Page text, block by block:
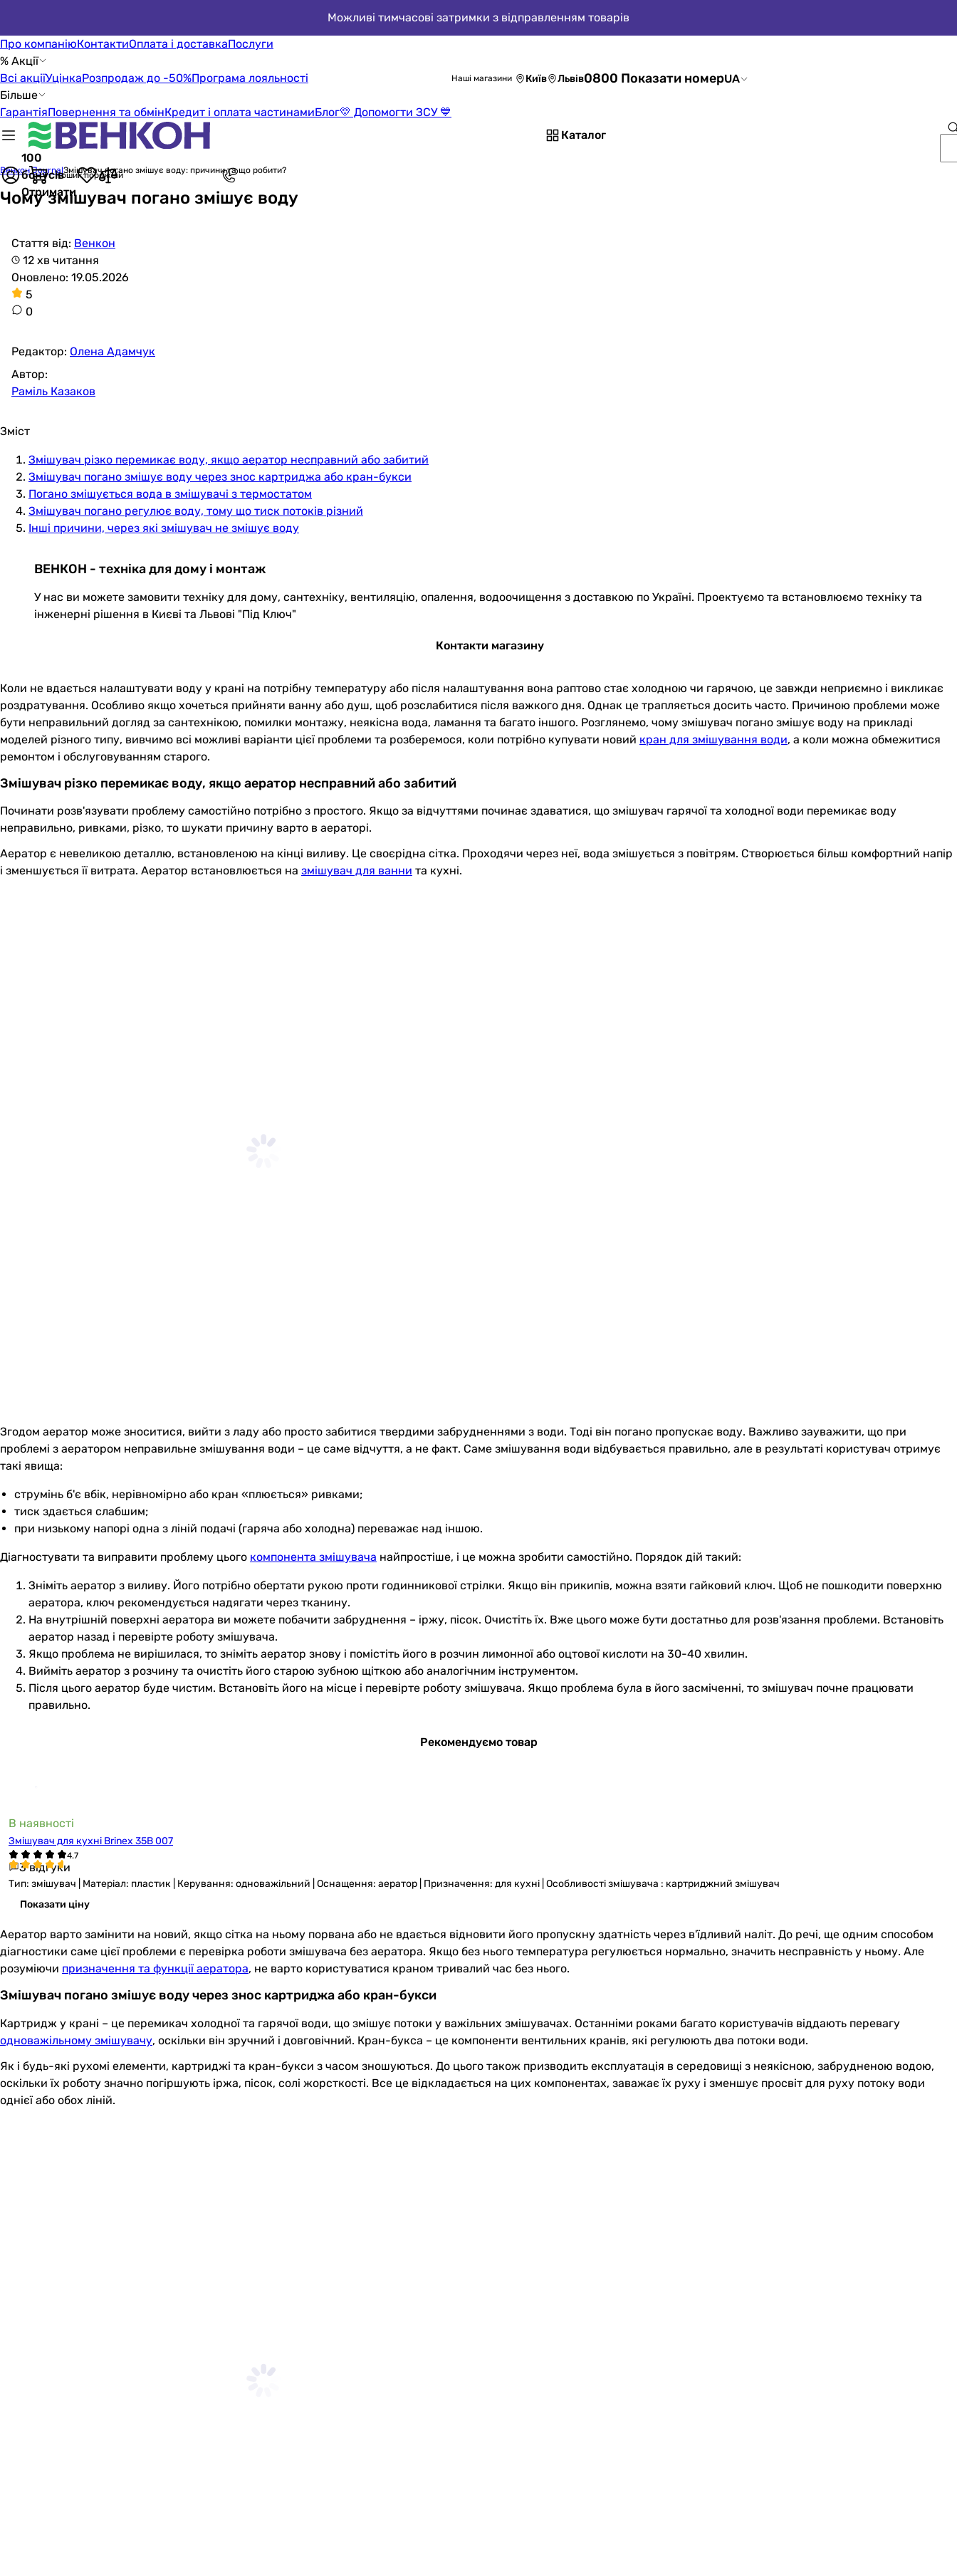
Можливі тимчасові затримки з відправленням товарів
Про компаніюКонтактиОплата і доставкаПослуги
% Акції
Всі акціїУцінкаРозпродаж до -50%Програма лояльності
Більше
ГарантіяПовернення та обмінКредит і оплата частинамиБлог💛 Допомогти ЗСУ 💙
Наші магазини Київ Львів0800 Показати номерUA
Каталог
100
бонусів
Отримати
Кошик порожній
Венкон JournalЗмішувач погано змішує воду: причини та що робити?
Чому змішувач погано змішує воду
Стаття від: Венкон
12 хв читання
Оновлено: 19.05.2026
5
0
Редактор: Олена Адамчук
Автор:
Раміль Казаков
Зміст
Змішувач різко перемикає воду, якщо аератор несправний або забитий
Змішувач погано змішує воду через знос картриджа або кран-букси
Погано змішується вода в змішувачі з термостатом
Змішувач погано регулює воду, тому що тиск потоків різний
Інші причини, через які змішувач не змішує воду
ВЕНКОН - техніка для дому і монтаж
У нас ви можете замовити техніку для дому, сантехніку, вентиляцію, опалення, водоочищення з доставкою по Україні. Проектуємо та встановлюємо техніку та
інженерні рішення в Києві та Львові "Під Ключ"
Контакти магазину
Коли не вдається налаштувати воду у крані на потрібну температуру або після налаштування вона раптово стає холодною чи гарячою, це завжди неприємно і викликає
роздратування. Особливо якщо хочеться прийняти ванну або душ, щоб розслабитися після важкого дня. Однак це трапляється досить часто. Причиною проблеми може
бути неправильний догляд за сантехнікою, помилки монтажу, неякісна вода, ламання та багато іншого. Розглянемо, чому змішувач погано змішує воду на прикладі
моделей різного типу, вивчимо всі можливі варіанти цієї проблеми та розберемося, коли потрібно купувати новий кран для змішування води, а коли можна обмежитися
ремонтом і обслуговуванням старого.
Змішувач різко перемикає воду, якщо аератор несправний або забитий
Починати розв'язувати проблему самостійно потрібно з простого. Якщо за відчуттями починає здаватися, що змішувач гарячої та холодної води перемикає воду
неправильно, ривками, різко, то шукати причину варто в аераторі.
Аератор є невеликою деталлю, встановленою на кінці виливу. Це своєрідна сітка. Проходячи через неї, вода змішується з повітрям. Створюється більш комфортний напір
і зменшується її витрата. Аератор встановлюється на змішувач для ванни та кухні.
Згодом аератор може зноситися, вийти з ладу або просто забитися твердими забрудненнями з води. Тоді він погано пропускає воду. Важливо зауважити, що при
проблемі з аератором неправильне змішування води – це саме відчуття, а не факт. Саме змішування води відбувається правильно, але в результаті користувач отримує
такі явища:
струмінь б'є вбік, нерівномірно або кран «плюється» ривками;
тиск здається слабшим;
при низькому напорі одна з ліній подачі (гаряча або холодна) переважає над іншою.
Діагностувати та виправити проблему цього компонента змішувача найпростіше, і це можна зробити самостійно. Порядок дій такий:
Зніміть аератор з виливу. Його потрібно обертати рукою проти годинникової стрілки. Якщо він прикипів, можна взяти гайковий ключ. Щоб не пошкодити поверхню
аератора, ключ рекомендується надягати через тканину.
На внутрішній поверхні аератора ви можете побачити забруднення – іржу, пісок. Очистіть їх. Вже цього може бути достатньо для розв'язання проблеми. Встановіть
аератор назад і перевірте роботу змішувача.
Якщо проблема не вирішилася, то зніміть аератор знову і помістіть його в розчин лимонної або оцтової кислоти на 30-40 хвилин.
Вийміть аератор з розчину та очистіть його старою зубною щіткою або аналогічним інструментом.
Після цього аератор буде чистим. Встановіть його на місце і перевірте роботу змішувача. Якщо проблема була в його засміченні, то змішувач почне працювати
правильно.
Рекомендуємо товар
В наявності
Змішувач для кухні Brinex 35B 007
3 відгуки
Тип: змішувач | Матеріал: пластик | Керування: одноважільний | Оснащення: аератор | Призначення: для кухні | Особливості змішувача : картриджний змішувач
Показати ціну
Аератор варто замінити на новий, якщо сітка на ньому порвана або не вдається відновити його пропускну здатність через в'їдливий наліт. До речі, ще одним способом
діагностики саме цієї проблеми є перевірка роботи змішувача без аератора. Якщо без нього температура регулюється нормально, значить несправність у ньому. Але
розуміючи призначення та функції аератора, не варто користуватися краном тривалий час без нього.
Змішувач погано змішує воду через знос картриджа або кран-букси
Картридж у крані – це перемикач холодної та гарячої води, що змішує потоки у важільних змішувачах. Останніми роками багато користувачів віддають перевагу
одноважільному змішувачу, оскільки він зручний і довговічний. Кран-букса – це компоненти вентильних кранів, які регулюють два потоки води.
Як і будь-які рухомі елементи, картриджі та кран-букси з часом зношуються. До цього також призводить експлуатація в середовищі з неякісною, забрудненою водою,
оскільки їх роботу значно погіршують іржа, пісок, солі жорсткості. Все це відкладається на цих компонентах, заважає їх руху і зменшує просвіт для руху потоку води
однієї або обох ліній.